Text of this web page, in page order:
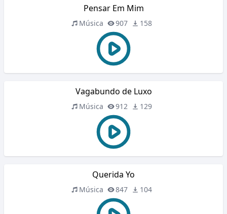
Pensar Em Mim
Música 907 158
Vagabundo de Luxo
Música 912 129
Querida Yo
Música 847 104